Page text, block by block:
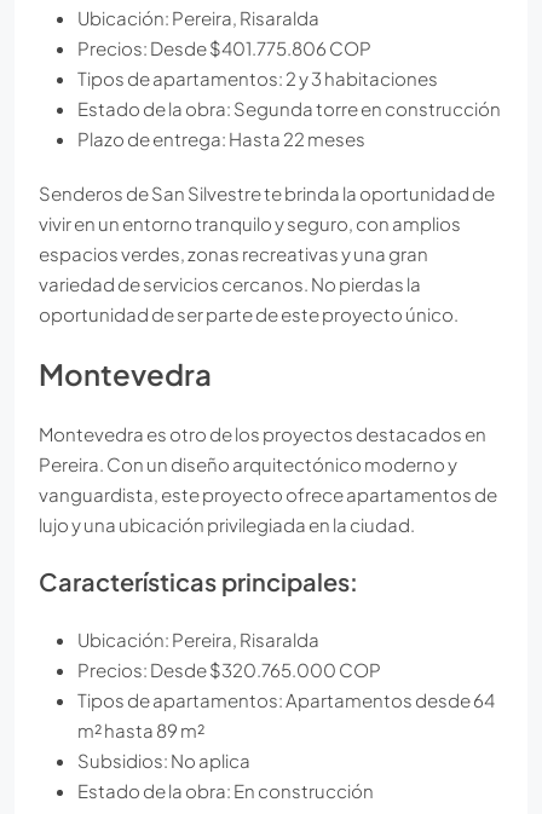
Ubicación: Pereira, Risaralda
Precios: Desde $401.775.806 COP
Tipos de apartamentos: 2 y 3 habitaciones
Estado de la obra: Segunda torre en construcción
Plazo de entrega: Hasta 22 meses
Senderos de San Silvestre te brinda la oportunidad de
vivir en un entorno tranquilo y seguro, con amplios
espacios verdes, zonas recreativas y una gran
variedad de servicios cercanos. No pierdas la
oportunidad de ser parte de este proyecto único.
Montevedra
Montevedra es otro de los proyectos destacados en
Pereira. Con un diseño arquitectónico moderno y
vanguardista, este proyecto ofrece apartamentos de
lujo y una ubicación privilegiada en la ciudad.
Características principales:
Ubicación: Pereira, Risaralda
Precios: Desde $320.765.000 COP
Tipos de apartamentos: Apartamentos desde 64
m² hasta 89 m²
Subsidios: No aplica
Estado de la obra: En construcción